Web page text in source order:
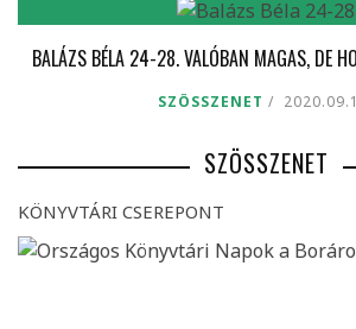
BALÁZS BÉLA 24-28. VALÓBAN MAGAS, DE
SZÖSSZENET
SZÖSSZENET
KÖNYVTÁRI CSEREPONT